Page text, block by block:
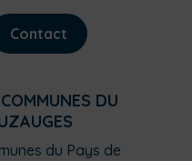
Contact
DU
du Pays de